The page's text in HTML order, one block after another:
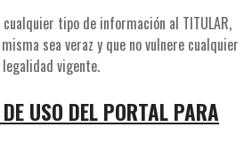
tipo de información al TITULAR,
sea veraz y que no vulnere cualquier
vigente.
USO DEL PORTAL PARA